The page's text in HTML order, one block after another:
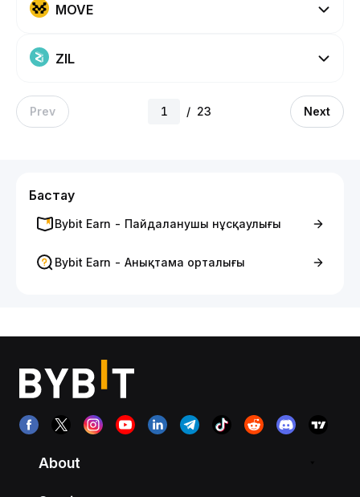
MOVE
ZIL
Prev / 23 Next
Бастау
Bybit Earn - Пайдаланушы нұсқаулығы
Bybit Earn - Анықтама орталығы
About